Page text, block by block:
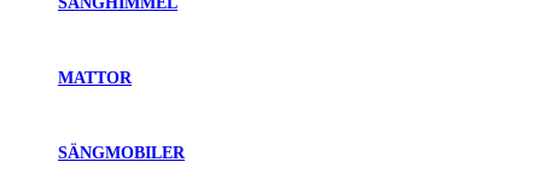
MATTOR
SÄNGMOBILER